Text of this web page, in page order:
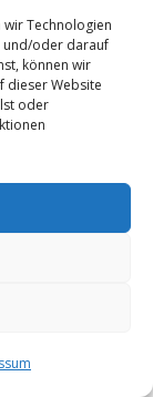
Technologien
und/oder darauf
können wir
dieser Website
oder
(7.46 km)
(7.56 km)
(7.65 km)